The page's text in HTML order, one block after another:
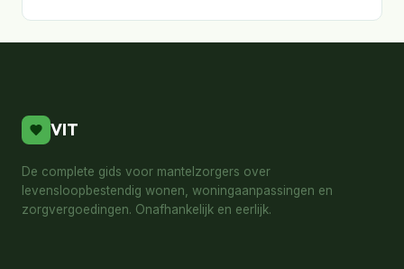
VIT
De complete gids voor mantelzorgers over
levensloopbestendig wonen, woningaanpassingen en
zorgvergoedingen. Onafhankelijk en eerlijk.